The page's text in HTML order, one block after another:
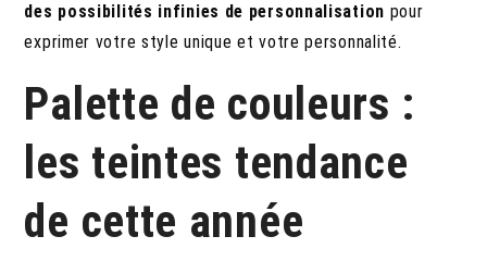
des possibilités infinies de personnalisation pour
exprimer votre style unique et votre personnalité.
Palette de couleurs :
les teintes tendance
de cette année